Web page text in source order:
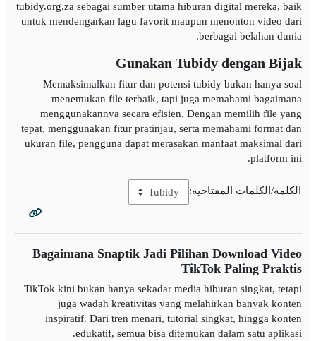
tubidy.org.za sebagai sumber utama hiburan digital mereka, baik
untuk mendengarkan lagu favorit maupun menonton video dari
berbagai belahan dunia.
Gunakan Tubidy dengan Bijak
Memaksimalkan fitur dan potensi tubidy bukan hanya soal
menemukan file terbaik, tapi juga memahami bagaimana
menggunakannya secara efisien. Dengan memilih file yang
tepat, menggunakan fitur pratinjau, serta memahami format dan
ukuran file, pengguna dapat merasakan manfaat maksimal dari
platform ini.
الكلمة/الكلمات المفتاحية:
Bagaimana Snaptik Jadi Pilihan Download Video
TikTok Paling Praktis
TikTok kini bukan hanya sekadar media hiburan singkat, tetapi
juga wadah kreativitas yang melahirkan banyak konten
inspiratif. Dari tren menari, tutorial singkat, hingga konten
edukatif, semua bisa ditemukan dalam satu aplikasi.